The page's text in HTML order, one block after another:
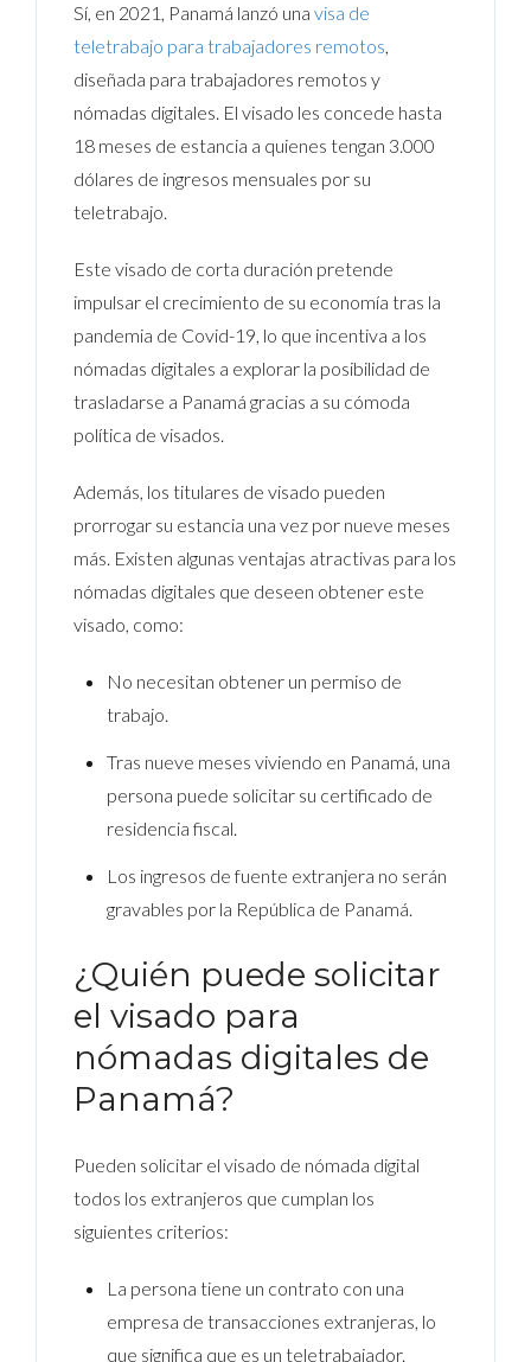
Sí, en 2021, Panamá lanzó unavisa de
teletrabajo para trabajadores remotos,
diseñada para trabajadores remotos y
nómadas digitales. El visado les concede hasta
18 meses de estancia a quienes tengan 3.000
dólares de ingresos mensuales por su
teletrabajo.
Este visado de corta duración pretende
impulsar el crecimiento de su economía tras la
pandemia de Covid-19, lo que incentiva a los
nómadas digitales a explorar la posibilidad de
trasladarse a Panamá gracias a su cómoda
política de visados.
Además, los titulares de visado pueden
prorrogar su estancia una vez por nueve meses
más. Existen algunas ventajas atractivas para los
nómadas digitales que deseen obtener este
visado, como:
No necesitan obtener un permiso de
trabajo.
Tras nueve meses viviendo en Panamá, una
persona puede solicitar su certificado de
residencia fiscal.
Los ingresos de fuente extranjera no serán
gravables por la República de Panamá.
¿Quién puede solicitar
el visado para
nómadas digitales de
Panamá?
Pueden solicitar el visado de nómada digital
todos los extranjeros que cumplan los
siguientes criterios:
La persona tiene un contrato con una
empresa de transacciones extranjeras, lo
que significa que es un teletrabajador.